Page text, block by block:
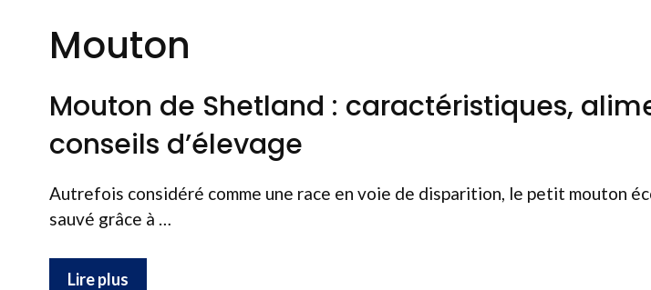
Mouton
Mouton de Shetland : caractéristiques,
conseils d’élevage
Autrefois considéré comme une race en voie de disparition, le petit mouton
sauvé grâce à …
Lire plus